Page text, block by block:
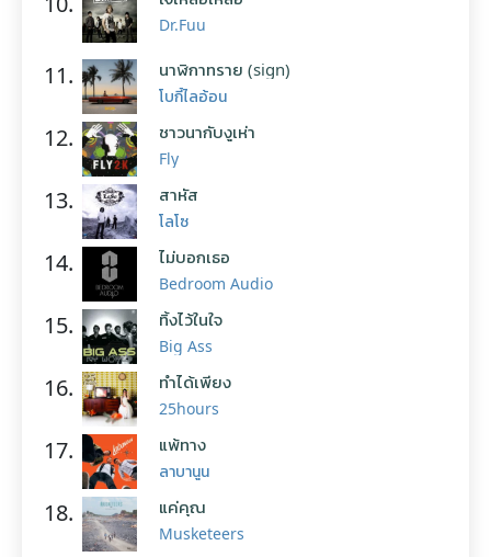
Dr.Fuu
11. นาฬิกาทราย (sign)
โบกี้ไลอ้อน
12. ชาวนากับงูเห่า
Fly
13. สาหัส
โลโซ
14. ไม่บอกเธอ
Bedroom Audio
15. ทิ้งไว้ในใจ
Big Ass
16. ทำได้เพียง
25hours
17. แพ้ทาง
ลาบานูน
18. แค่คุณ
Musketeers